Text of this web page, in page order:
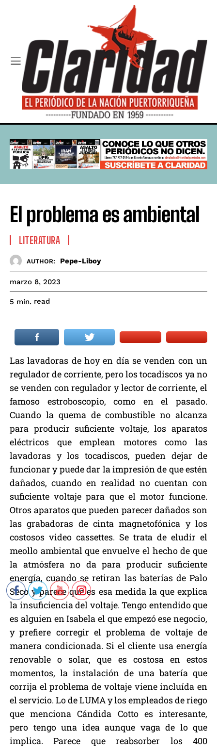
El problema es ambiental
LITERATURA
AUTHOR: Pepe-Liboy
marzo 8, 2023
5 min. read
Las lavadoras de hoy en día se venden con un
regulador de corriente, pero los tocadiscos ya no
se venden con regulador y lector de corriente, el
famoso estroboscopio, como en el pasado.
Cuando la quema de combustible no alcanza
para producir suficiente voltaje, los aparatos
eléctricos que emplean motores como las
lavadoras y los tocadiscos, pueden dejar de
funcionar y puede dar la impresión de que estén
dañados, cuando en realidad no cuentan con
suficiente voltaje para que el motor funcione.
Otros aparatos que pueden parecer dañados son
las grabadoras de cinta magnetofónica y los
costosos video cassettes. Se trata de eludir el
meollo ambiental que envuelve el hecho de que
la atmósfera no da para producir suficiente
energía, cuando se retiran las baterías de Palo
Seco y parece que es esa medida la que explica
la insuficiencia del voltaje. Tengo entendido que
es alguien en Isabela el que empezó ese negocio,
y prefiere corregir el problema de voltaje de
manera condicionada. Si el cliente usa energía
renovable o solar, que es costosa en estos
momentos, la instalación de una batería que
corrija el problema de voltaje viene incluída en
el servicio. Lo de LUMA y los empleados de riego
que menciona Cándida Cotto es interesante,
pero tengo una idea aunque vaga de lo que
implica. Parece que reabsorber los 400